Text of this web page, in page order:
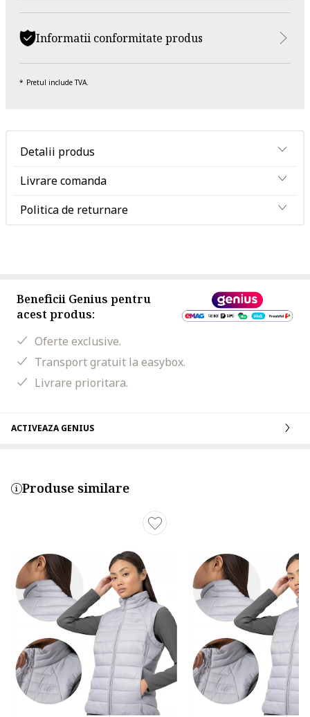
Informatii conformitate produs
Pretul include TVA.
Detalii produs
Livrare comanda
Politica de returnare
Beneficii Genius pentru
acest produs:
Oferte exclusive.
Transport gratuit la easybox.
Livrare prioritara.
ACTIVEAZA GENIUS
Produse similare